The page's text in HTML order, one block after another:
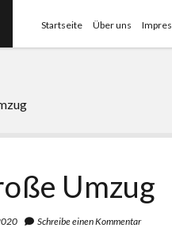
Startseite Über uns
Umzug
Schreibe einen Kommentar